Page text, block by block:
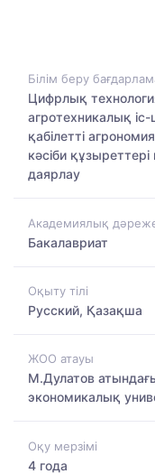
Білім беру
Цифрлық
агротехникалық
қабілетті
кәсіби
даярлау
Академиялық
Бакалавриат
Оқыту тілі
Русский, Қазақша
ЖОО атауы
М.Дулатов
экономикалық
Оқу мерзімі
4 года